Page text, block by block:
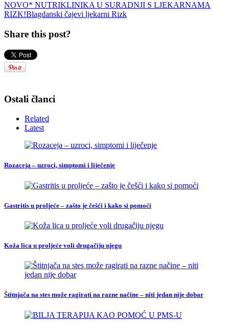
NOVO* NUTRIKLINIKA U SURADNJI S LJEKARNAMA
RIZK!Blagdanski čajevi ljekarni Rizk
Share this post?
Ostali članci
Related
Latest
Rozaceja – uzroci, simptomi i liječenje
Gastritis u proljeće – zašto je češći i kako si pomoći
Koža lica u proljeće voli drugačiju njegu
Štitnjača na stes može ragirati na razne načine – niti jedan nije dobar